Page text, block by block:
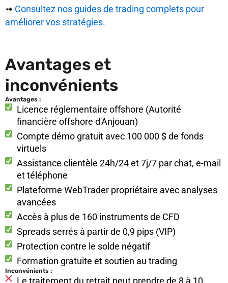
➟ Consultez nos guides de trading complets pour
améliorer vos stratégies.
Avantages et
inconvénients
Avantages :
Licence réglementaire offshore (Autorité
financière offshore d'Anjouan)
Compte démo gratuit avec 100 000 $ de fonds
virtuels
Assistance clientèle 24h/24 et 7j/7 par chat, e-mail
et téléphone
Plateforme WebTrader propriétaire avec analyses
avancées
Accès à plus de 160 instruments de CFD
Spreads serrés à partir de 0,9 pips (VIP)
Protection contre le solde négatif
Formation gratuite et soutien au trading
Inconvénients :
Le traitement du retrait peut prendre de 8 à 10